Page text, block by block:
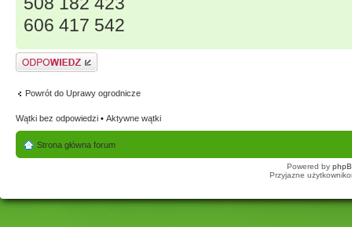
606 417 542
Odpowiedz
Powrót do Uprawy ogrodnicze
Wątki bez odpowiedzi • Aktywne wątki
Strona główna forum
Powered by
Przyjazne